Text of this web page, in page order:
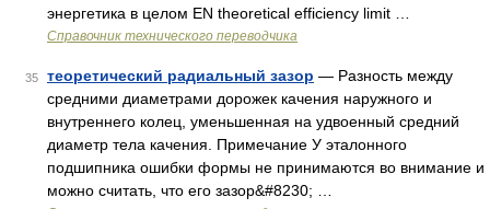
энергетика в целом EN theoretical efficiency limit …
Справочник технического переводчика
35 теоретический радиальный зазор — Разность между
средними диаметрами дорожек качения наружного и
внутреннего колец, уменьшенная на удвоенный средний
диаметр тела качения. Примечание У эталонного
подшипника ошибки формы не принимаются во внимание и
можно считать, что его зазор&#8230; …